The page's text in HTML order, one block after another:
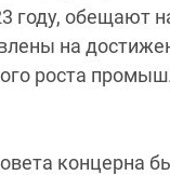
году, обещают
на
роста
концерна